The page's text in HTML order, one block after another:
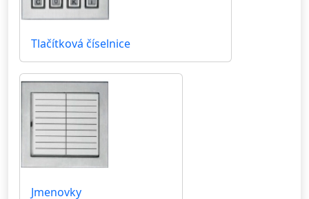
Tlačítková číselnice
Jmenovky